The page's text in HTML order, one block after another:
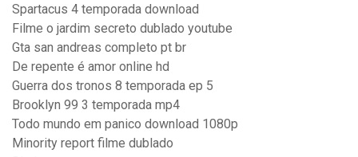
Spartacus 4 temporada download
Filme o jardim secreto dublado youtube
Gta san andreas completo pt br
De repente é amor online hd
Guerra dos tronos 8 temporada ep 5
Brooklyn 99 3 temporada mp4
Todo mundo em panico download 1080p
Minority report filme dublado